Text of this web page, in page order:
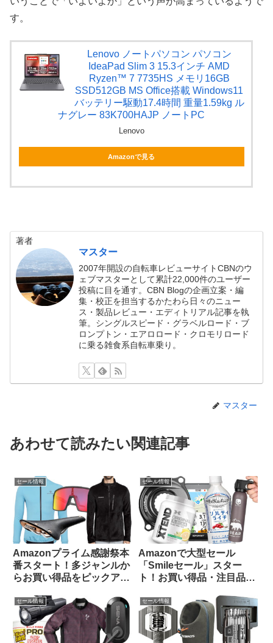
す。
Lenovo ノートパソコン パソコン
IdeaPad Slim 3 15.3インチ AMD
Ryzen™ 7 7735HS メモリ16GB
SSD512GB MS Office搭載 Windows11
バッテリー駆動17.4時間 重量1.59kg ル
ナグレー 83K700HAJP ノートPC
Lenovo
Amazonで見る
著者
マスター
2007年開設の自転車レビューサイトCBNのウ
ェブマスターとして累計22,000件のユーザー
投稿に目を通す。CBN Blogの企画立案・編
集・校正を担当するかたわら日々のニュー
ス・製品レビュー・エディトリアル記事を執
筆。シングルスピード・グラベルロード・ブ
ロンプトン・エアロロード・クロモリロード
に乗る雑食系自転車乗り。
マスター
あわせて読みたい関連記事
セール情報
Amazonプライム感謝祭本
番スタート！多ジャンルか
らお買い得品をピックアッ
セール情報
Amazonで大型セール
「Smileセール」スター
ト！お買い得品・注目品を
プしてご紹介します
セール情報 セール情報